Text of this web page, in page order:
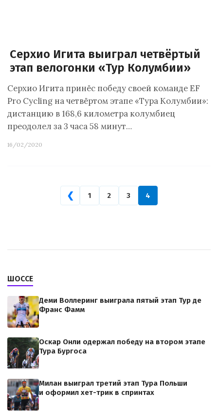
Серхио Игита выиграл четвёртый
этап велогонки «Тур Колумбии»
Серхио Игита принёс победу своей команде EF
Pro Cycling на четвёртом этапе «Тура Колумбии»:
дистанцию в 168,6 километра колумбиец
преодолел за 3 часа 58 минут…
16/02/2020
❮ 1 2 3 4
ШОССЕ
Деми Воллеринг выиграла пятый этап Тур де
Франс Фамм
Оскар Онли одержал победу на втором этапе
Тура Бургоса
Милан выиграл третий этап Тура Польши
и оформил хет-трик в спринтах